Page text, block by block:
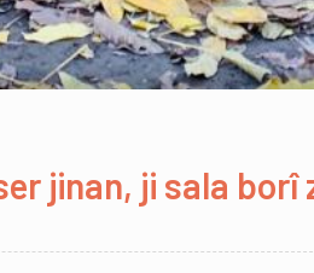
jinan, ji sala borî